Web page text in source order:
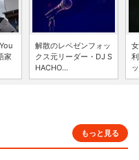
家
解散のレペゼンフォッ
クス元リーダー・DJ S
HACHO...
もっと見る